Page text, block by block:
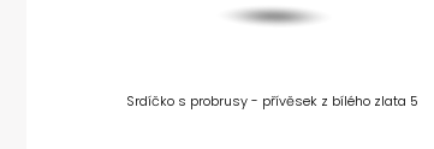
Srdíčko s probrusy - přívěsek z bílého zlata 5